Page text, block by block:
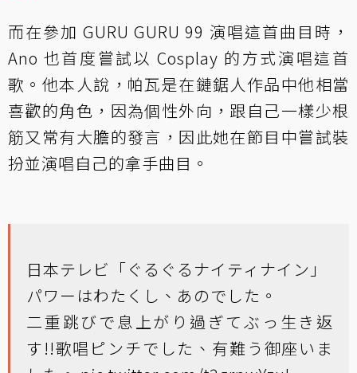
而在參加 GURU GURU 99 演唱這首曲目時，
Ano 也首度嘗試以 Cosplay 的方式演唱這首
歌。他本人說，帕瓦是在鏈鋸人作品中他相當
喜歡的角色，因為個性外向，跟自己一樣少根
筋又常有大膽的發言，因此她在節目中嘗試裝
扮並演唱自己的拿手曲目。
日本テレビ「ぐるぐるナイティナイン」
パワーはわたくし、あのでした。
二重跳びで息上がり過ぎてぶっ生き返
す!!歌唱ピンチでした、有難う御座いま